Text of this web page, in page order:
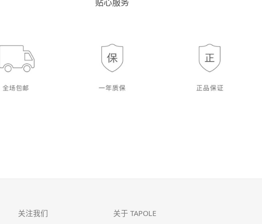
贴心服务
关注我们 关于 TAPOLE